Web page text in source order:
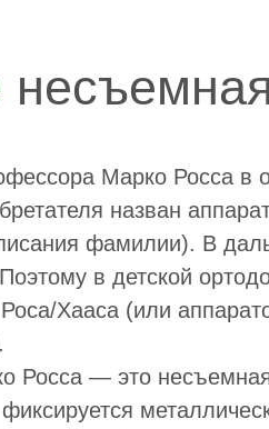
Марко Росса в
назван
фамилии). В
в детской
Хааса (или
Росса — это
фиксируется